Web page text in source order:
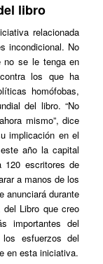
libro
relacionada
incondicional. No
no se le tenga en
los que ha
homófobas,
del libro. “No
mismo”, dice
implicación en el
año la capital
120 escritores de
a manos de los
anunciará durante
del Libro que creo
importantes del
los esfuerzos del
en esta iniciativa.